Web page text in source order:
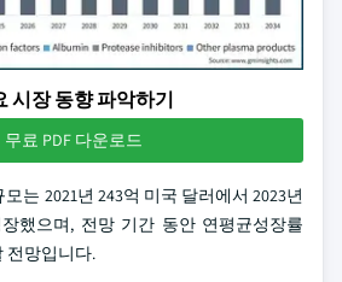
시장 동향 파악하기
무료 PDF 다운로드
는 2021년 243억 미국 달러에서 2023년
했으며, 전망 기간 동안 연평균성장률
전망입니다.